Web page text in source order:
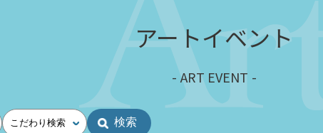
アートイベント
ART EVENT
こだわり検索